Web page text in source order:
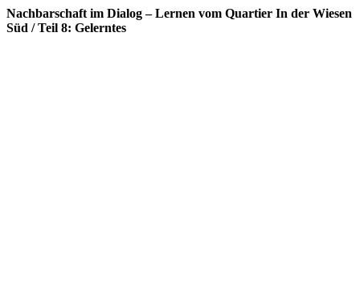
Nachbarschaft im Dialog – Lernen vom Quartier In der Wiesen
Süd / Teil 8: Gelerntes